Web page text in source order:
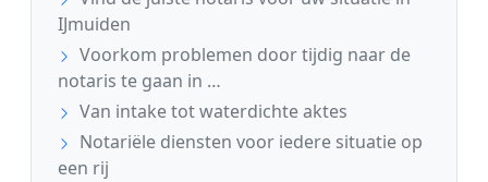
IJmuiden
Voorkom problemen door tijdig naar de
notaris te gaan in …
Van intake tot waterdichte aktes
Notariële diensten voor iedere situatie op
een rij